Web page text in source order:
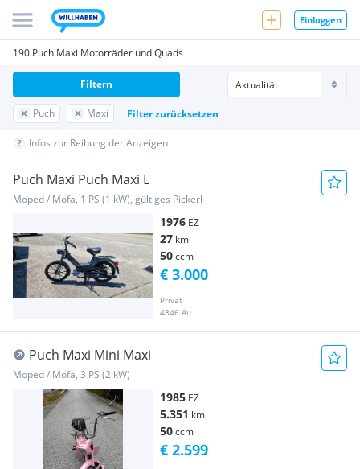
Einloggen
190 Puch Maxi Motorräder und Quads
Puch Maxi Filter zurücksetzen
Filtern
Infos zur Reihung der Anzeigen
Puch Maxi Puch Maxi L
Moped / Mofa, 1 PS (1 kW), gültiges Pickerl
1976 EZ
27 km
50ccm
Privat
4846 Au
€ 3.000
Puch Maxi Mini Maxi
Moped / Mofa, 3 PS (2 kW)
1985 EZ
5.351 km
50ccm
€ 2.599